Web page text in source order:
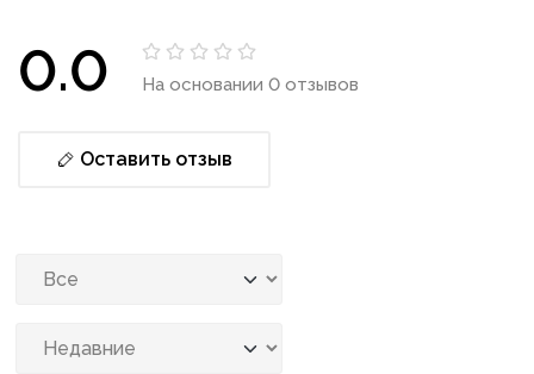
0.0 На основании 0 отзывов
Оставить отзыв